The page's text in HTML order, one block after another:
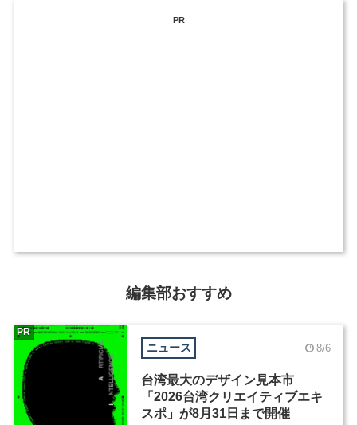
PR
編集部おすすめ
ニュース 8/6
台湾最大のデザイン見本市
「2026台湾クリエイティブエキ
スポ」が8月31日まで開催
PR